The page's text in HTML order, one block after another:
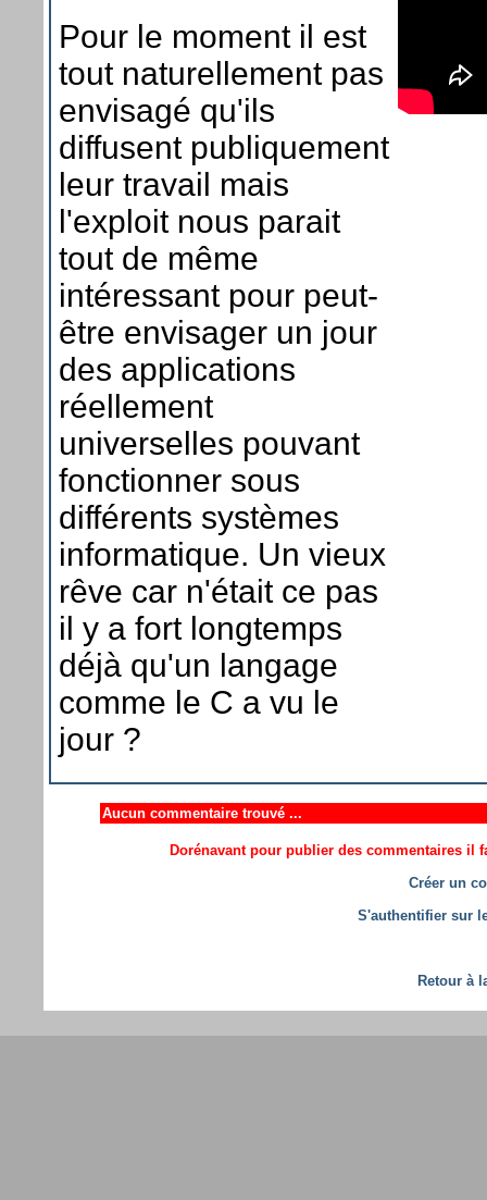
Pour le moment il est
tout naturellement pas
envisagé qu'ils
diffusent publiquement
leur travail mais
l'exploit nous parait
tout de même
intéressant pour peut-
être envisager un jour
des applications
réellement
universelles pouvant
fonctionner sous
différents systèmes
informatique. Un vieux
rêve car n'était ce pas
il y a fort longtemps
déjà qu'un langage
comme le C a vu le
jour ?
Aucun commentaire trouvé ...
Dorénavant pour publier des commentaires il
Créer un
S'authentifier sur
Retour à